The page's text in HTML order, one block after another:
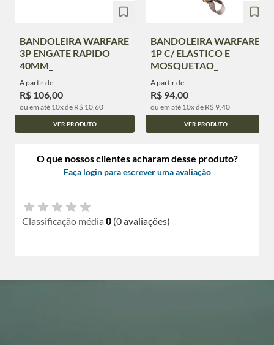
BANDOLEIRA WARFARE
3P ENGATE RAPIDO
40MM_
A partir de:
R$ 106,00
ou em até 10x de R$ 10,60
VER PRODUTO
BANDOLEIRA WARFARE
1P C/ ELASTICO E
MOSQUETAO_
A partir de:
R$ 94,00
ou em até 10x de R$ 9,40
VER PRODUTO
O que nossos clientes acharam desse produto?
Faça login para escrever uma avaliação
Classificação média 0 (0 avaliações)